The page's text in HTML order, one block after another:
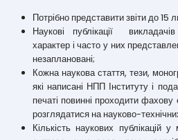
Потрібно представити звіти до 15
Наукові публікації
характер і часто у них
незаплановані;
Кожна наукова стаття, тези,
які написані НПП Інституту і
печаті повинні проходити фахову
розглядатися на науково-
Кількість наукових публікацій